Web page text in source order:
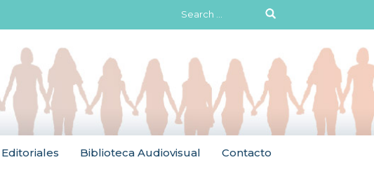
Search
for:
Editoriales Biblioteca Audiovisual Contacto